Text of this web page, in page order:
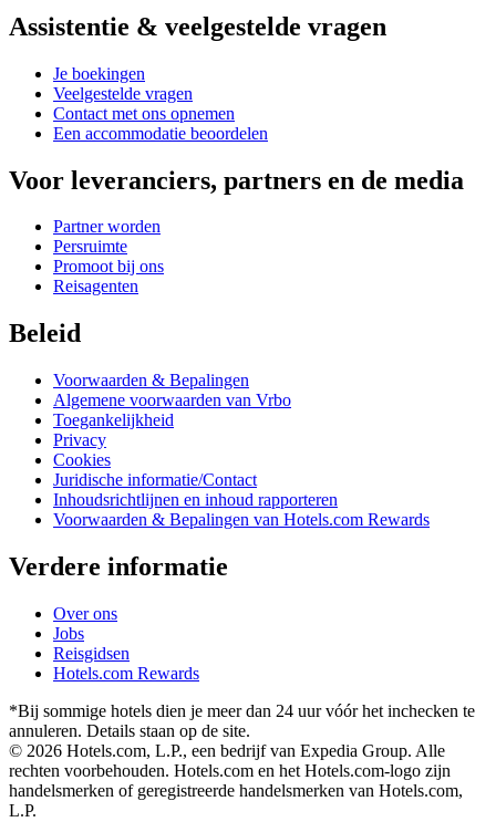
Assistentie & veelgestelde vragen
Je boekingen
Veelgestelde vragen
Contact met ons opnemen
Een accommodatie beoordelen
Voor leveranciers, partners en de media
Partner worden
Persruimte
Promoot bij ons
Reisagenten
Beleid
Voorwaarden & Bepalingen
Algemene voorwaarden van Vrbo
Toegankelijkheid
Privacy
Cookies
Juridische informatie/Contact
Inhoudsrichtlijnen en inhoud rapporteren
Voorwaarden & Bepalingen van Hotels.com Rewards
Verdere informatie
Over ons
Jobs
Reisgidsen
Hotels.com Rewards
*Bij sommige hotels dien je meer dan 24 uur vóór het inchecken te
annuleren. Details staan op de site.
© 2026 Hotels.com, L.P., een bedrijf van Expedia Group. Alle
rechten voorbehouden. Hotels.com en het Hotels.com-logo zijn
handelsmerken of geregistreerde handelsmerken van Hotels.com,
L.P.